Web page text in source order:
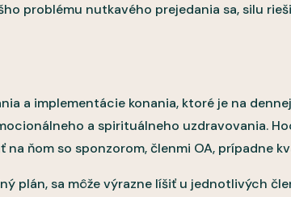
problému nutkavého prejedania sa, silu
a implementácie konania, ktoré je na
a spirituálneho uzdravovania.
ňom so sponzorom, členmi OA, prípadne
plán, sa môže výrazne líšiť u jednotlivých